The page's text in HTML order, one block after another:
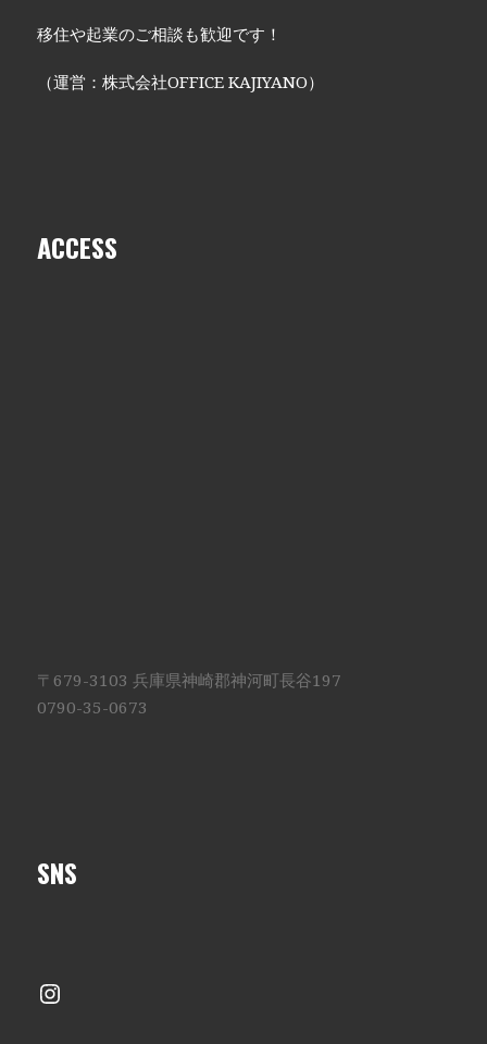
移住や起業のご相談も歓迎です！
（運営：株式会社OFFICE KAJIYANO）
ACCESS
〒679-3103 兵庫県神崎郡神河町長谷197
0790-35-0673
SNS
Instagram